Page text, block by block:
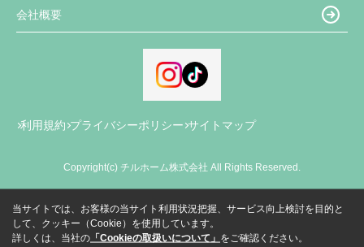
会社概要
利用規約 プライバシーポリシー サイトマップ
Copyright(c) チルホーム株式会社 All Rights Reserved.
当サイトでは、お客様の当サイト利用状況把握、サービス向上検討を目的と
して、クッキー（Cookie）を使用しています。
詳しくは、当社の 「Cookieの取扱いについて」 をご確認ください。